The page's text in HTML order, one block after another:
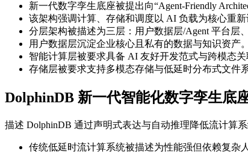
新一代数字孪生底座被提出向“Agent-Friendly
该架构强调计算、存储和调度以 AI 负载为核心重新
分层架构被描述为三层：用户数据层/Agent 平台层
用户数据层沉淀企业核心且私有的数据与知识资产。
智能计算层被要求具备 AI 友好开发范式与跨模态关
存储层被要求支持多模态存储与低延时分布式文件系
DolphinDB 新一代智能化数字孪生底
描述 DolphinDB 通过声明式表达与自动推理降低流计算
传统低延时流计算系统被描述为性能强但依赖复杂